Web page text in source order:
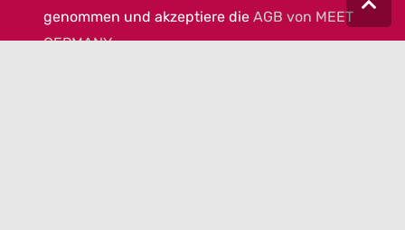
genommen und akzeptiere die AGB von MEET
GERMANY.